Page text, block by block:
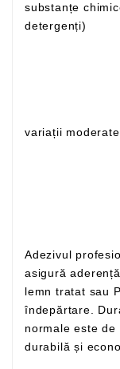
substanțe
detergenți)
variații
Adezivul
asigură
lemn tratat sau
îndepărtare.
normale este
durabilă și